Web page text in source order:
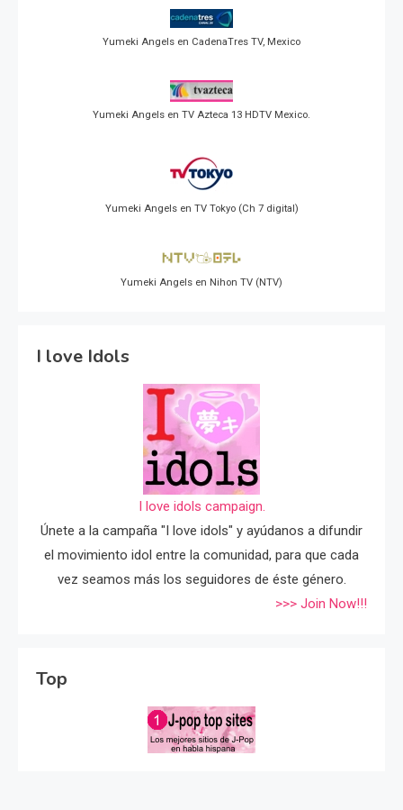
Yumeki Angels en CadenaTres TV, Mexico
Yumeki Angels en TV Azteca 13 HDTV Mexico.
Yumeki Angels en TV Tokyo (Ch 7 digital)
Yumeki Angels en Nihon TV (NTV)
I love Idols
I love idols campaign.
Únete a la campaña "I love idols" y ayúdanos a difundir
el movimiento idol entre la comunidad, para que cada
vez seamos más los seguidores de éste género.
>>> Join Now!!!
Top